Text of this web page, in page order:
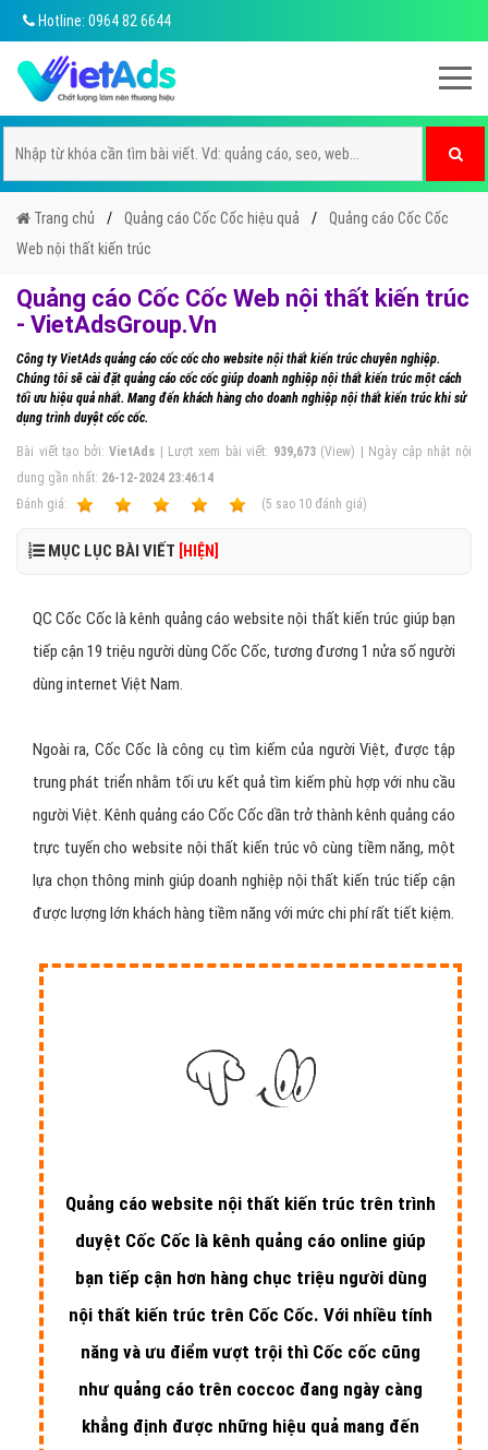
Hotline: 0964 82 6644
Trang chủ Quảng cáo Cốc Cốc hiệu quả
Quảng cáo Cốc Cốc
Web nội thất kiến trúc
Quảng cáo Cốc Cốc Web nội thất kiến trúc
- VietAdsGroup.Vn
Công ty VietAds quảng cáo cốc cốc cho website nội thất kiến trúc chuyên nghiệp.
Chúng tôi sẽ cài đặt quảng cáo cốc cốc giúp doanh nghiệp nội thất kiến trúc một cách
tối ưu hiệu quả nhất. Mang đến khách hàng cho doanh nghiệp nội thất kiến trúc khi sử
dụng trình duyệt cốc cốc.
Bài viết tạo bởi:VietAds | Lượt xem bài viết: 939,673(View) | Ngày cập nhật nội
dung gần nhất: 26-12-2024 23:46:14
Ðánh giá:
(5 sao 10 đánh giá)
MỤC LỤC BÀI VIẾT [HIỆN]
QC Cốc Cốc là kênh quảng cáo website nội thất kiến trúc giúp bạn
tiếp cận 19 triệu người dùng Cốc Cốc, tương đương 1 nửa số người
dùng internet Việt Nam.
Ngoài ra, Cốc Cốc là công cụ tìm kiếm của người Việt, được tập
trung phát triển nhằm tối ưu kết quả tìm kiếm phù hợp với nhu cầu
người Việt. Kênh quảng cáo Cốc Cốc dần trở thành kênh quảng cáo
trực tuyến cho website nội thất kiến trúc vô cùng tiềm năng, một
lựa chọn thông minh giúp doanh nghiệp nội thất kiến trúc tiếp cận
được lượng lớn khách hàng tiềm năng với mức chi phí rất tiết kiệm.
Quảng cáo website nội thất kiến trúc trên trình
duyệt Cốc Cốc là kênh quảng cáo online giúp
bạn tiếp cận hơn hàng chục triệu người dùng
nội thất kiến trúc trên Cốc Cốc. Với nhiều tính
năng và ưu điểm vượt trội thì Cốc cốc cũng
như quảng cáo trên coccoc đang ngày càng
khẳng định được những hiệu quả mang đến